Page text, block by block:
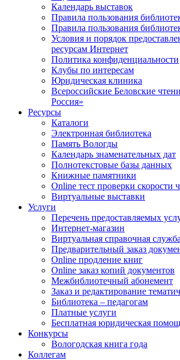
Календарь выставок
Правила пользования
Правила пользования
Условия и порядок
ресурсам Интернет
Политика конфиденциальности
Клубы по интересам
Юридическая клиника
Всероссийские Беловские
Россия»
Ресурсы
Каталоги
Электронная библиотека
Память Вологды
Календарь знаменательных дат
Полнотекстовые базы данных
Книжные памятники
Online тест проверки скорости
Виртуальные выставки
Услуги
Перечень предоставляемых
Интернет-магазин
Виртуальная справочная служба
Предварительный заказ
Online продление книг
Online заказ копий документов
Межбиблиотечный абонемент
Заказ и редактирование
Библиотека – педагогам
Платные услуги
Бесплатная юридическая
Конкурсы
Вологодская книга года
Коллегам